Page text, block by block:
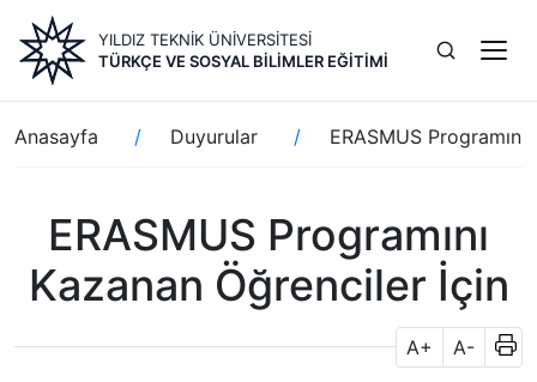
içeriğe
atla
YILDIZ TEKNİK ÜNİVERSİTESİ
TÜRKÇE VE SOSYAL BILIMLER EĞITIMI
Sayfa
yolu
Anasayfa Duyurular ERASMUS
ERASMUS Programını
Kazanan Öğrenciler İçin
A+ A-